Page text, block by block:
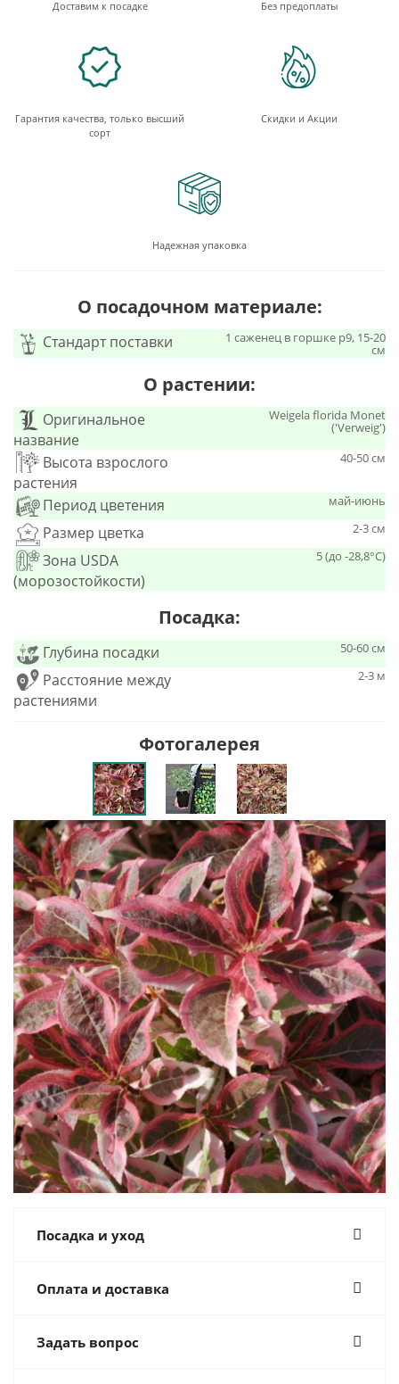
Доставим к посадке Без предоплаты
Гарантия качества, только высший
сорт
Скидки и Акции
Надежная упаковка
О посадочном материале:
Стандарт поставки 1 саженец в горшке p9, 15-20
см
О растении:
Оригинальное
название
Weigela florida Monet
('Verweig')
Высота взрослого
растения
40-50 см
Период цветения май-июнь
Размер цветка 2-3 см
Зона USDA
(морозостойкости)
5 (до -28,8°С)
Посадка:
Глубина посадки 50-60 см
Расстояние между
растениями
2-3 м
Фотогалерея
Посадка и уход
Оплата и доставка
Задать вопрос